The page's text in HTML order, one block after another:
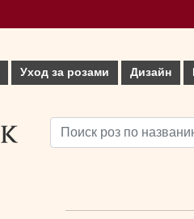
Уход за розами Дизайн